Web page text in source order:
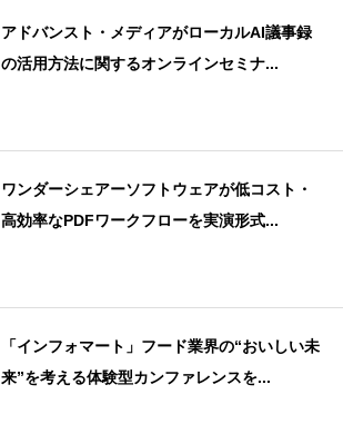
アドバンスト・メディアがローカルAI議事録
の活用方法に関するオンラインセミナ...
ワンダーシェアーソフトウェアが低コスト・
高効率なPDFワークフローを実演形式...
「インフォマート」フード業界の“おいしい未
来”を考える体験型カンファレンスを...